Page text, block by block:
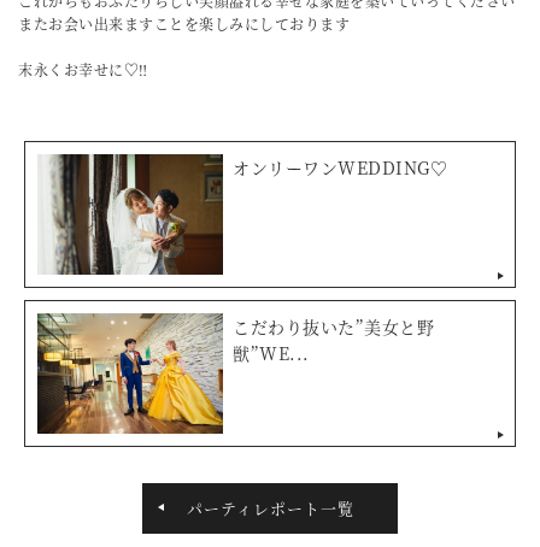
またお会い出来ますことを楽しみにしております
末永くお幸せに♡‼
オンリーワンWEDDING♡
こだわり抜いた”美女と野
獣”WE...
パーティレポート一覧